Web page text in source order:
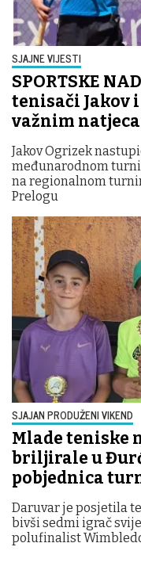
SJAJNE VIJESTI
SPORTSKE
tenisači Jakov
važnim
Jakov Ogrizek
međunarodnom
na regionalnom
Prelogu
SJAJAN PRODUŽENI VIKEND
Mlade teniske
briljirale u
pobjednica
Daruvar je posjetila
bivši sedmi igrač
polufinalist